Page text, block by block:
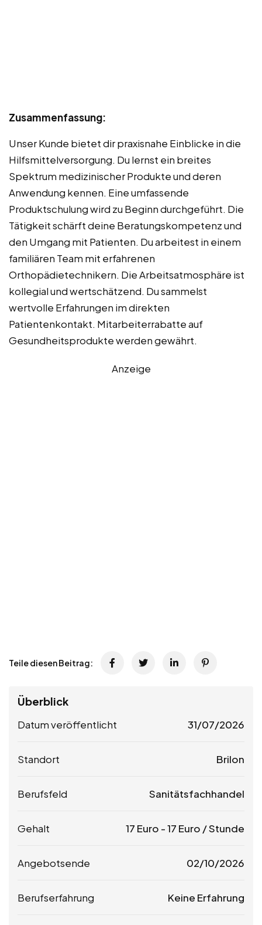
Zusammenfassung:
Unser Kunde bietet dir praxisnahe Einblicke in die
Hilfsmittelversorgung. Du lernst ein breites
Spektrum medizinischer Produkte und deren
Anwendung kennen. Eine umfassende
Produktschulung wird zu Beginn durchgeführt. Die
Tätigkeit schärft deine Beratungskompetenz und
den Umgang mit Patienten. Du arbeitest in einem
familiären Team mit erfahrenen
Orthopädietechnikern. Die Arbeitsatmosphäre ist
kollegial und wertschätzend. Du sammelst
wertvolle Erfahrungen im direkten
Patientenkontakt. Mitarbeiterrabatte auf
Gesundheitsprodukte werden gewährt.
Anzeige
Teile diesen Beitrag:
Überblick
Datum veröffentlicht 31/07/2026
Standort Brilon
Berufsfeld Sanitätsfachhandel
Gehalt 17 Euro -17 Euro / Stunde
Angebotsende 02/10/2026
Berufserfahrung Keine Erfahrung